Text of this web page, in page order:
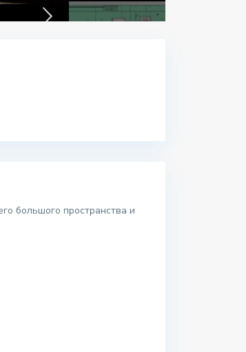
большого пространства и